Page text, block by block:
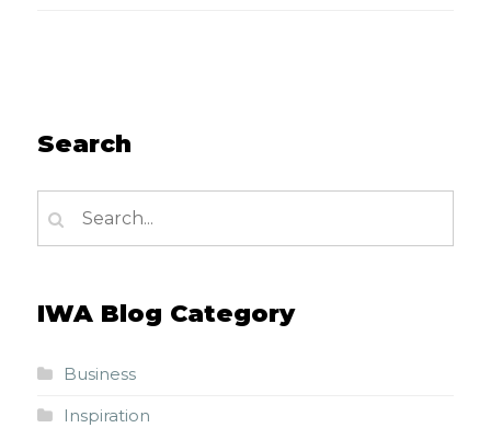
Search
IWA Blog Category
Business
Inspiration